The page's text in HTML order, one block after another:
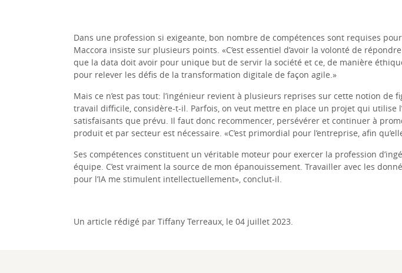
Dans une profession si exigeante, bon nombre de compétences sont requises
Maccora insiste sur plusieurs points. «C’est essentiel d’avoir la volonté de
que la data doit avoir pour unique but de servir la société et ce, de manière
pour relever les défis de la transformation digitale de façon agile.»
Mais ce n’est pas tout: l’ingénieur revient à plusieurs reprises sur cette notion de
travail difficile, considère-t-il. Parfois, on veut mettre en place un projet qui utilise
satisfaisants que prévu. Il faut donc recommencer, persévérer et continuer à
produit et par secteur est nécessaire. «C’est primordial pour l’entreprise, afin
Ses compétences constituent un véritable moteur pour exercer la profession
équipe. C’est vraiment la source de mon épanouissement. Travailler avec les
pour l’IA me stimulent intellectuellement», conclut-il.
Un article rédigé par Tiffany Terreaux, le 04 juillet 2023.